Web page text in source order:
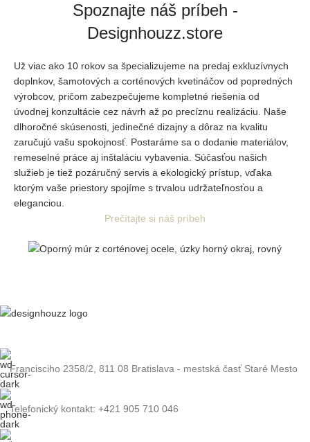
Spoznajte náš príbeh -
Designhouzz.store
Už viac ako 10 rokov sa špecializujeme na predaj exkluzívnych
doplnkov, šamotových a corténových kvetináčov od popredných
výrobcov, pričom zabezpečujeme kompletné riešenia od
úvodnej konzultácie cez návrh až po precíznu realizáciu. Naše
dlhoročné skúsenosti, jedinečné dizajny a dôraz na kvalitu
zaručujú vašu spokojnosť. Postaráme sa o dodanie materiálov,
remeselné práce aj inštaláciu vybavenia. Súčasťou našich
služieb je tiež pozáručný servis a ekologický prístup, vďaka
ktorým vaše priestory spojíme s trvalou udržateľnosťou a
eleganciou.
Prečítajte si náš príbeh
Francisciho 2358/2, 811 08 Bratislava - mestská časť Staré Mesto
Telefonický kontakt: +421 905 710 046